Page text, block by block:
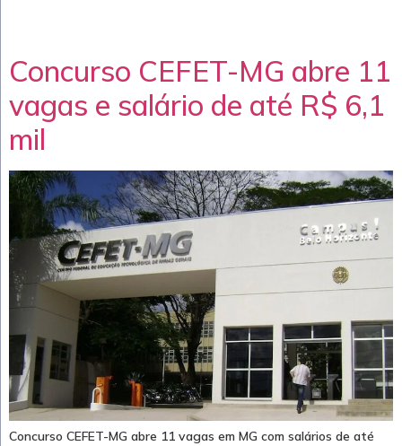
Concurso CEFET-MG abre 11
vagas e salário de até R$ 6,1
mil
Concurso CEFET-MG abre 11 vagas em MG com salários de até